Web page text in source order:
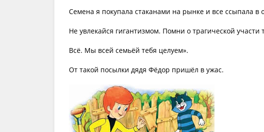
Семена я покупала стаканами на рынке и все ссыпала
Не увлекайся гигантизмом. Помни о трагической
Всё. Мы всей семьёй тебя целуем».
От такой посылки дядя Фёдор пришёл в ужас.